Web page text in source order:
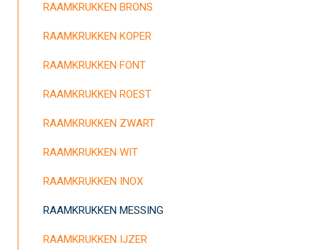
RAAMKRUKKEN BRONS
RAAMKRUKKEN KOPER
RAAMKRUKKEN FONT
RAAMKRUKKEN ROEST
RAAMKRUKKEN ZWART
RAAMKRUKKEN WIT
RAAMKRUKKEN INOX
RAAMKRUKKEN MESSING
RAAMKRUKKEN IJZER